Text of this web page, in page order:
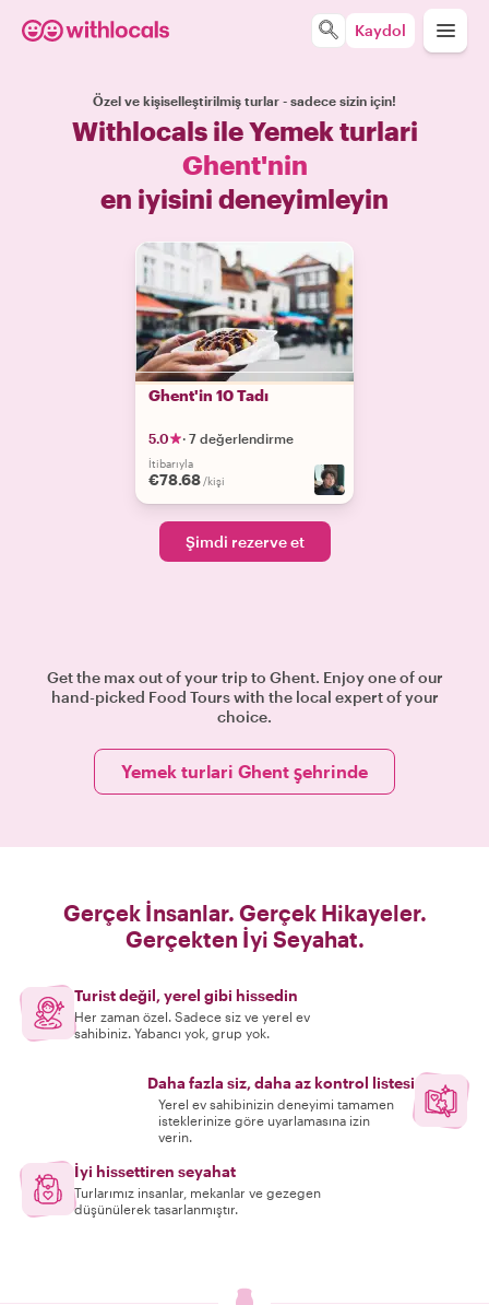
Kaydol
Özel ve kişiselleştirilmiş turlar - sadece sizin için!
Withlocals ile Yemek turlari
Ghent'nin
en iyisini deneyimleyin
Ghent'in 10 Tadı
5.0 · 7 değerlendirme
İtibarıyla
€78.68 /kişi
Şimdi rezerve et
Get the max out of your trip to Ghent. Enjoy one of our
hand-picked Food Tours with the local expert of your
choice.
Yemek turlari Ghent şehrinde
Gerçek İnsanlar. Gerçek Hikayeler.
Gerçekten İyi Seyahat.
Turist değil, yerel gibi hissedin
Her zaman özel. Sadece siz ve yerel ev
sahibiniz. Yabancı yok, grup yok.
Daha fazla siz, daha az kontrol listesi
Yerel ev sahibinizin deneyimi tamamen
isteklerinize göre uyarlamasına izin
verin.
İyi hissettiren seyahat
Turlarımız insanlar, mekanlar ve gezegen
düşünülerek tasarlanmıştır.